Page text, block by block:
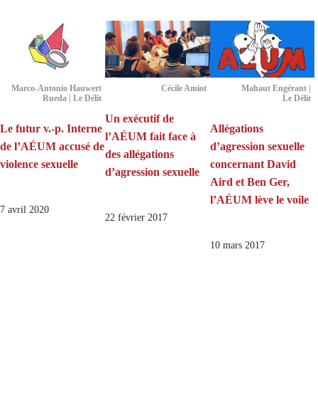
Marco-Antonio Hauwert
Rueda | Le Délit
Le futur v.-p. Interne
de l’AÉUM accusé de
violence sexuelle
7 avril 2020
Cécile Amiot
Un exécutif de
l’AÉUM fait face à
des allégations
d’agression sexuelle
22 février 2017
Mahaut Engérant |
Le Délit
Allégations
d’agression sexuelle
concernant David
Aird et Ben Ger,
l’AÉUM lève le voile
10 mars 2017